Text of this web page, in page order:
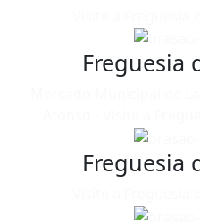
Freguesia
Freguesia